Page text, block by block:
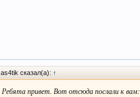
as4tik сказал(а): ↑
Ребята привет. Вот отсюда послали к вам: